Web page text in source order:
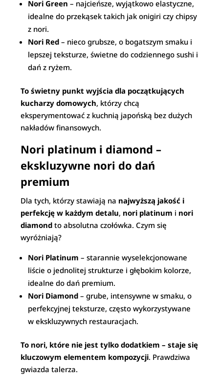
Nori Green – najcieńsze, wyjątkowo elastyczne,
idealne do przekąsek takich jak onigiri czy chipsy
z nori.
Nori Red – nieco grubsze, o bogatszym smaku i
lepszej teksturze, świetne do codziennego sushi i
dań z ryżem.
To świetny punkt wyjścia dla początkujących
kucharzy domowych, którzy chcą
eksperymentować z kuchnią japońską bez dużych
nakładów finansowych.
Nori platinum i diamond –
ekskluzywne nori do dań
premium
Dla tych, którzy stawiają na najwyższą jakość i
perfekcję w każdym detalu, nori platinum i nori
diamond to absolutna czołówka. Czym się
wyróżniają?
Nori Platinum – starannie wyselekcjonowane
liście o jednolitej strukturze i głębokim kolorze,
idealne do dań premium.
Nori Diamond – grube, intensywne w smaku, o
perfekcyjnej teksturze, często wykorzystywane
w ekskluzywnych restauracjach.
To nori, które nie jest tylko dodatkiem – staje się
kluczowym elementem kompozycji. Prawdziwa
gwiazda talerza.